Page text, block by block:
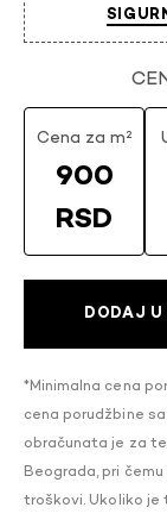
Cena za m²
900
RSD
DODAJ U
*Minimalna cena
cena porudžbine
obračunata je za
Beograda, pri
troškovi. Ukoliko je